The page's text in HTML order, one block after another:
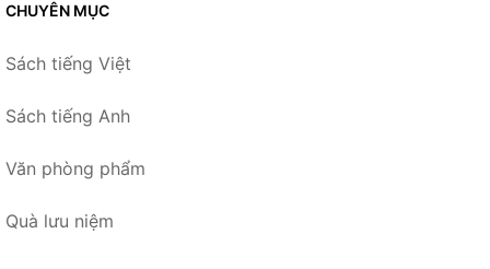
CHUYÊN MỤC
Sách tiếng Việt
Sách tiếng Anh
Văn phòng phẩm
Quà lưu niệm